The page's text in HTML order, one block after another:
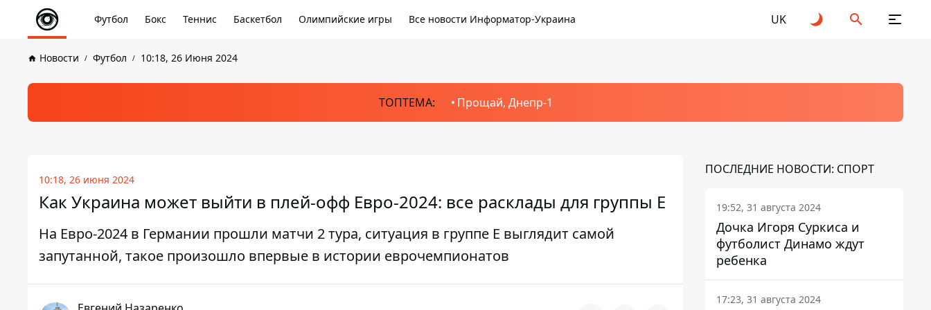
Футбол Бокс Теннис Баскетбол Олимпийские игры Все новости Информатор-Украина UK
Новости Футбол 10:18, 26 Июня 2024
ТОПТЕМА: Прощай, Днепр-1
10:18, 26 июня 2024
Как Украина может выйти в плей-офф Евро-2024: все расклады для группы Е
На Евро-2024 в Германии прошли матчи 2 тура, ситуация в группе Е выглядит самой
запутанной, такое произошло впервые в истории еврочемпионатов
ПОСЛЕДНИЕ НОВОСТИ: СПОРТ
19:52, 31 августа 2024
Дочка Игоря Суркиса и
футболист Динамо ждут
ребенка
17:23, 31 августа 2024